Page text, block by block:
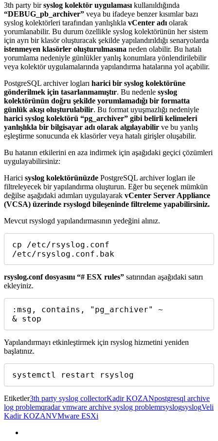
3th party birsyslog kolektör uygulaması kullanıldığında
“DEBUG_pb_archiver” veya bu ifadeye benzer kısımlar bazı
syslog kolektörleri tarafından yanlışlıkla vCenter adı olarak
yorumlanabilir. Bu durum özellikle syslog kolektörünün her sistem
için ayrı bir klasör oluşturacak şekilde yapılandırıldığı senaryolarda
istenmeyen klasörler oluşturulmasına neden olabilir. Bu hatalı
yorumlama nedeniyle günlükler yanlış konumlara yönlendirilebilir
veya kolektör uygulamalarında yapılandırma hatalarına yol açabilir.
PostgreSQL archiver logları harici bir syslog kolektörüne
gönderilmek için tasarlanmamıştır. Bu nedenle syslog
kolektörünün doğru şekilde yorumlamadığı bir formatta
günlük akışı oluşturulabilir. Bu format uyuşmazlığı nedeniyle
harici syslog kolektörü “pg_archiver” gibi belirli kelimeleri
yanlışlıkla bir bilgisayar adı olarak algılayabilir ve bu yanlış
eşleştirme sonucunda ek klasörler veya hatalı girişler oluşabilir.
Bu hatanın etkilerini en aza indirmek için aşağıdaki geçici çözümleri
uygulayabilirsiniz:
Harici syslog kolektörünüzde PostgreSQL archiver logları ile
filtreleyecek bir yapılandırma oluşturun. Eğer bu seçenek mümkün
değilse aşağıdaki adımları uygulayarak vCenter Server Appliance
(VCSA) üzerinde rsyslogd bileşeninde filtreleme yapabilirsiniz.
Mevcut rsyslogd yapılandırmasının yedeğini alınız.
cp /etc/rsyslog.conf
/etc/rsyslog.conf.bak
rsyslog.conf dosyasını “# ESX rules” satırından aşağıdaki satırı
ekleyiniz.
:msg, contains, "pg_archiver" ~
& stop
Yapılandırmayı etkinleştirmek için rsyslog hizmetini yeniden
başlatınız.
systemctl restart rsyslog
Etiketler3th party syslog collectorKadir KOZANpostgresql archive
log problemqradar vmware archive syslog problemrsyslogsyslogVeli
Kadir KOZANVMware ESXi